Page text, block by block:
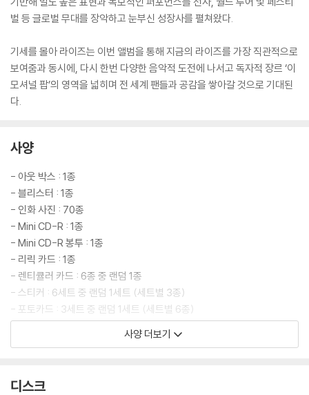
벌 등 글로벌 무대를 장악하고 눈부신 성장사를 펼쳐왔다.
기세를 몰아 라이즈는 이번 앨범을 통해 지금의 라이즈를 가장 직관적으로
보여줌과 동시에, 다시 한번 다양한 음악적 도전에 나서고 독자적 장르 ‘이
모셔널 팝’의 영역을 넓히며 전 세계 팬들과 공감을 쌓아갈 것으로 기대된
다.
사양
- 아웃 박스 : 1종
- 블리스터 : 1종
- 인화 사진 : 70종
- Mini CD-R : 1종
- Mini CD-R 봉투 : 1종
- 리릭 카드 : 1종
- 렌티큘러 카드 : 6종 중 랜덤 1종
- 스티커 : 6세트 중 랜덤 1세트 (세트별 3종)
- 포토카드 : 3세트 중 랜덤 1세트 (세트별 6종)
- 포토카드 봉투 : 1종
* 초도 한정 포토카드 : 12종 중 랜덤 1종
사양 더보기
디스크